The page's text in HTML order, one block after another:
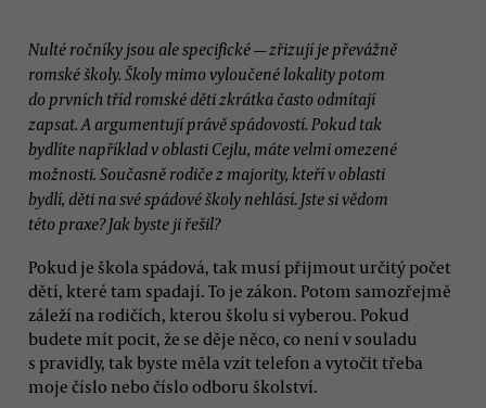
Nulté ročníky jsou ale specifické — zřizují je převážně
romské školy. Školy mimo vyloučené lokality potom
do prvních tříd romské děti zkrátka často odmítají
zapsat. A argumentují právě spádovostí. Pokud tak
bydlíte například v oblasti Cejlu, máte velmi omezené
možnosti. Současně rodiče z majority, kteří v oblasti
bydlí, děti na své spádové školy nehlásí. Jste si vědom
této praxe? Jak byste ji řešil?
Pokud je škola spádová, tak musí přijmout určitý počet
dětí, které tam spadají. To je zákon. Potom samozřejmě
záleží na rodičích, kterou školu si vyberou. Pokud
budete mít pocit, že se děje něco, co není v souladu
s pravidly, tak byste měla vzít telefon a vytočit třeba
moje číslo nebo číslo odboru školství.